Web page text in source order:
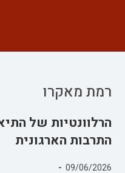
רמת מאקרו
הרלוונטיות של
התרבות הארגונית
פורסם:
09/06/2026